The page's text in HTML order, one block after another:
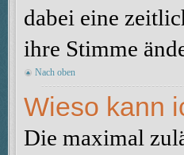
dabei eine
ihre Stimme
Nach oben
Wieso kann
Die maximal